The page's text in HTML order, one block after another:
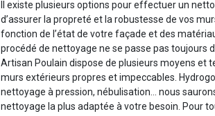
Il existe plusieurs options pour effectuer un
d’assurer la propreté et la robustesse de vos
fonction de l’état de votre façade et des
procédé de nettoyage ne se passe pas toujours
Artisan Poulain dispose de plusieurs moyens et
murs extérieurs propres et impeccables.
nettoyage à pression, nébulisation… nous
nettoyage la plus adaptée à votre besoin. Pour